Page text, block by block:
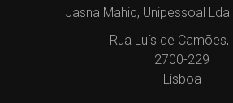
Jasna Mahic, Unipessoal Lda
Rua Luís de Camões,
2700-229
Lisboa